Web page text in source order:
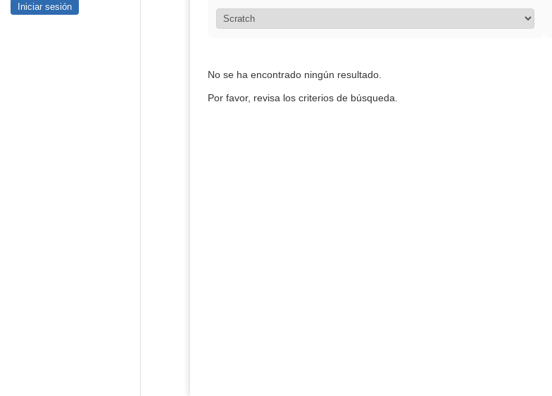
Iniciar sesión
No se ha encontrado ningún resultado.
Por favor, revisa los criterios de búsqueda.